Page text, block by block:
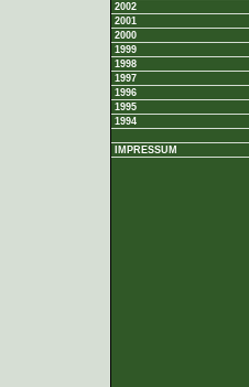
2002
2001
2000
1999
1998
1997
1996
1995
1994
IMPRESSUM